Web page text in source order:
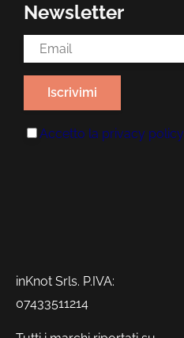
Newsletter
Email Address*
Accetto la privacy policy
inKnot Srls. P.IVA:
07433511214